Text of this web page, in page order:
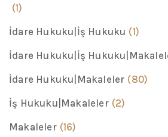
(1)
İdare Hukuku|İş Hukuku (1)
İdare Hukuku|İş
İdare Hukuku|Makaleler (80)
İş Hukuku|Makaleler (2)
Makaleler (16)